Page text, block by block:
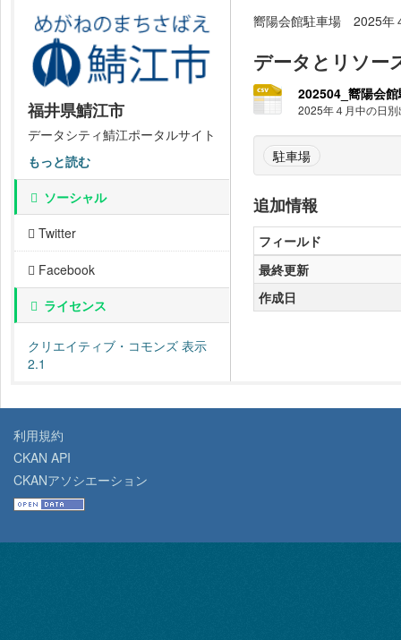
福井県鯖江市
データシティ鯖江ポータルサイト
もっと読む
ソーシャル
Twitter
Facebook
ライセンス
クリエイティブ・コモンズ 表示
2.1
嚮陽会館駐車場 2025年
データとリソー
202504_嚮陽会
2025年４月中の日
駐車場
追加情報
フィールド
最終更新
作成日
利用規約
CKAN API
CKANアソシエーション